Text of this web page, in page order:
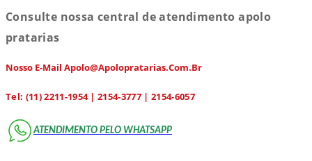
Consulte nossa central de atendimento apolo
pratarias
Nosso E-Mail Apolo@apolopratarias.com.br
Tel: (11) 2211-1954 | 2154-3777 | 2154-6057
ATENDIMENTO PELO WHATSAPP